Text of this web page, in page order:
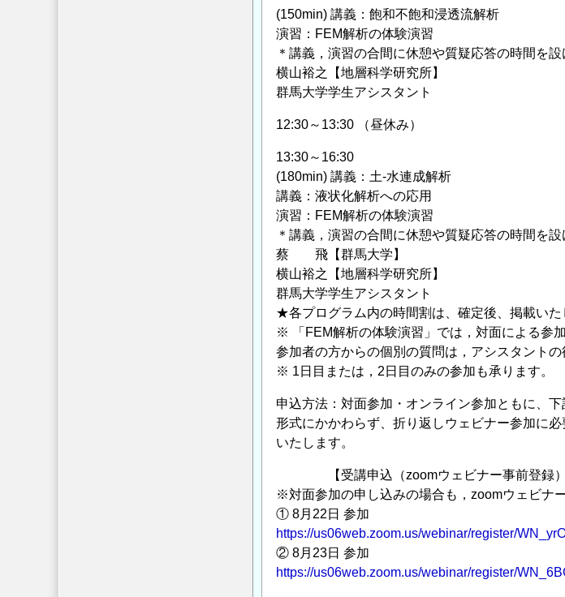
(150min) 講義：飽和不飽和浸透流解析
演習：FEM解析の体験演習
＊講義，演習の合間に休憩や質疑応答の時間
横山裕之【地層科学研究所】
群馬大学学生アシスタント
12:30～13:30 （昼休み）
13:30～16:30
(180min) 講義：土-水連成解析
講義：液状化解析への応用
演習：FEM解析の体験演習
＊講義，演習の合間に休憩や質疑応答の時間を
蔡 飛【群馬大学】
横山裕之【地層科学研究所】
群馬大学学生アシスタント
★各プログラム内の時間割は、確定後、掲載いた
※ 「FEM解析の体験演習」では，対面による参
参加者の方からの個別の質問は，アシスタント
※ 1日目または，2日目のみの参加も承ります。
申込方法：対面参加・オンライン参加ともに、
形式にかかわらず、折り返しウェビナー参加に
いたします。
【受講申込（zoomウェビナー事前登録）】
※対面参加の申し込みの場合も，zoomウェビナ
① 8月22日 参加
https://us06web.zoom.us/webinar/register/
② 8月23日 参加
https://us06web.zoom.us/webinar/register/